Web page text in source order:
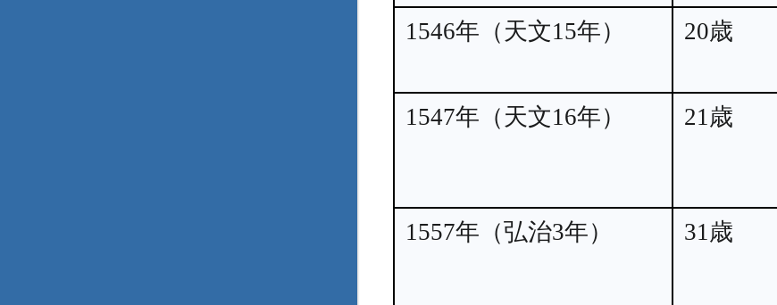
1546年（天文15年）
20歳
1547年（天文16年）
21歳
1557年（弘治3年）
31歳